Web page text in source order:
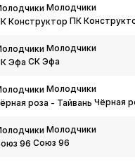
Молодчики
ПК
Молодчики
СК Эфа
Молодчики
Чёрная
Молодчики
Союз 96